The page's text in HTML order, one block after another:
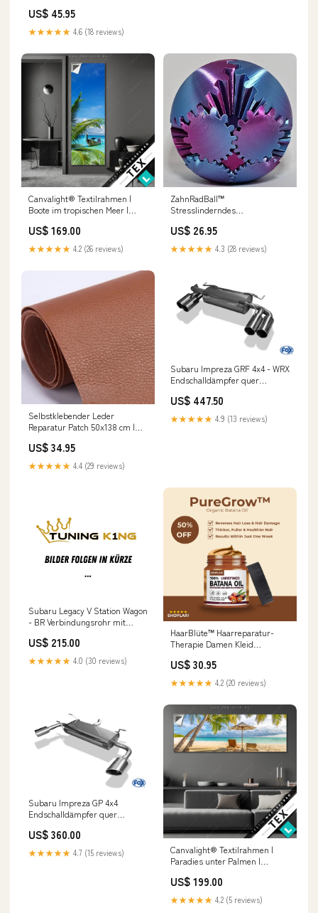
US$ 45.95
★★★★★ 4.6 (18 reviews)
Canvalight® Textilrahmen |
Boote im tropischen Meer |
US$ 169.00
★★★★★ 4.2 (26 reviews)
ZahnRadBall™
Stresslinderndes
US$ 26.95
★★★★★ 4.3 (28 reviews)
Selbstklebender Leder
Reparatur Patch 50x138 cm |
Tasche, Autositz – zuschneiden
& aufkleben Kleider elegant
Sommer
US$ 34.95
★★★★★ 4.4 (29 reviews)
Subaru Impreza GRF 4x4 - WRX
Endschalldämpfer quer
Typ 12 rechts/links 4Punkt
US$ 447.50
★★★★★ 4.9 (13 reviews)
Subaru Legacy V Station Wagon
- BR Verbindungsrohr mit
Rallyart
US$ 215.00
★★★★★ 4.0 (30 reviews)
HaarBlüte™ Haarreparatur-
Therapie Damen Kleid
US$ 30.95
★★★★★ 4.2 (20 reviews)
Subaru Impreza GP 4x4
Endschalldämpfer quer
Typ 38 rechts/links Fox
Mercedes G-Klasse 463 G500
US$ 360.00
★★★★★ 4.7 (15 reviews)
Canvalight® Textilrahmen |
Paradies unter Palmen |
Champagner
US$ 199.00
★★★★★ 4.2 (5 reviews)